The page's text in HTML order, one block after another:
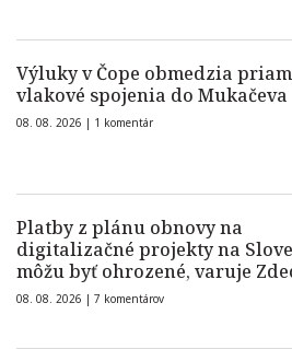
Výluky v Čope obmedzia
vlakové spojenia do Mukačeva
08. 08. 2026 | 1 komentár
Platby z plánu obnovy na
digitalizačné projekty na
môžu byť ohrozené, varuje
08. 08. 2026 | 7 komentárov